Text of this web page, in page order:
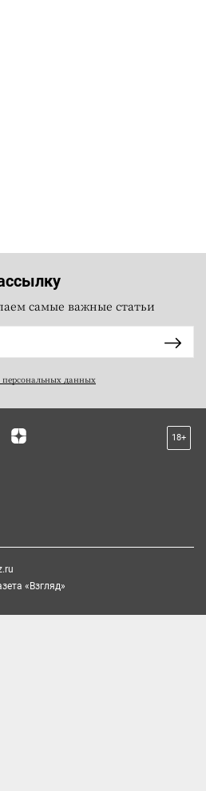
самые важные статьи
персональных данных
18+
«Взгляд»